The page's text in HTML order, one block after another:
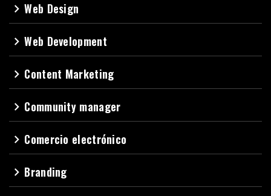
navigate_nextWeb Design
navigate_nextWeb Development
navigate_next Content Marketing
navigate_next Community manager
navigate_next Comercio electrónico
navigate_next Branding